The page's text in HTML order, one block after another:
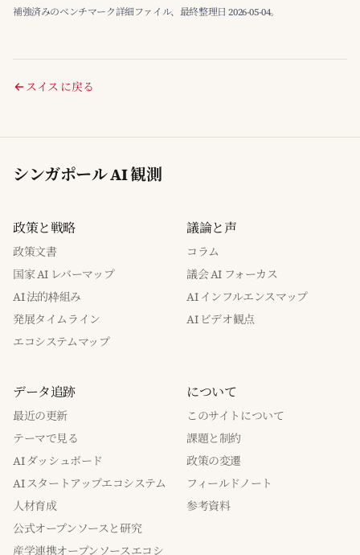
補強済みのベンチマーク詳細ファイル、最終整理日 2026-05-04。
スイス に戻る
シンガポール AI 観測
政策と戦略
政策文書
国家 AI レバーマップ
AI 法的枠組み
発展タイムライン
エコシステムマップ
議論と声
コラム
議会 AI フォーカス
AI インフルエンスマップ
AI ビデオ観点
データ追跡
最近の更新
テーマで見る
AI ダッシュボード
AI スタートアップエコシステム
人材育成
公式オープンソースと研究
産学連携オープンソースエコシ
について
このサイトについて
課題と制約
政策の変遷
フィールドノート
参考資料